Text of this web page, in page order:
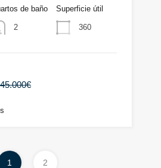
de baño
2
Superficie útil
360
1 2